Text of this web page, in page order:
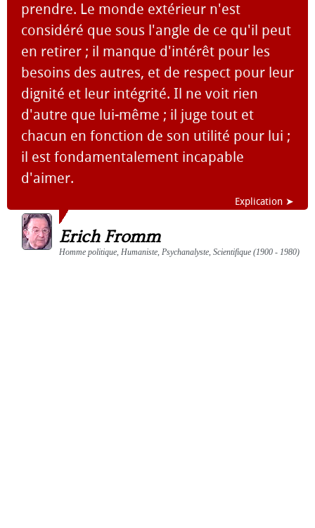
prendre. Le monde extérieur n'est
considéré que sous l'angle de ce qu'il peut
en retirer ; il manque d'intérêt pour les
besoins des autres, et de respect pour leur
dignité et leur intégrité. Il ne voit rien
d'autre que lui-même ; il juge tout et
chacun en fonction de son utilité pour lui ;
il est fondamentalement incapable
d'aimer.
Explication ➤
Erich Fromm
Homme politique, Humaniste, Psychanalyste, Scientifique (1900 - 1980)